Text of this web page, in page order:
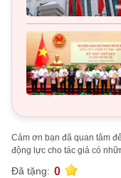
Cảm ơn bạn đã quan tâm
động lực cho tác giả có
Đã tặng: 0